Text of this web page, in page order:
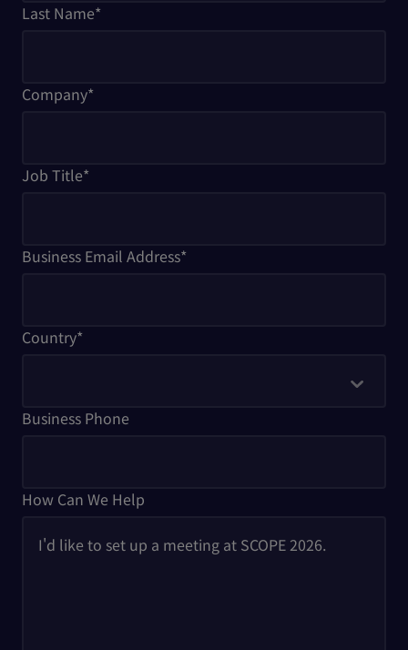
Last Name*
Company*
Job Title*
Business Email Address*
Country*
Business Phone
How Can We Help